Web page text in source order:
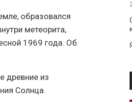
образовался
метеорита,
1969 года. Об
древние из
Солнца.